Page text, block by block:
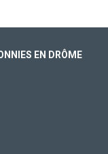
EN DRÔME